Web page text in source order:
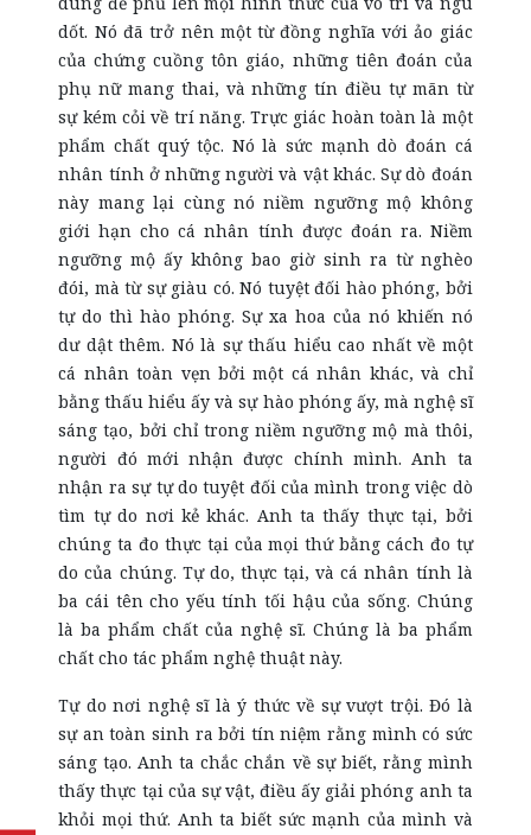
dốt. Nó đã trở nên một từ đồng nghĩa với ảo giác
của chứng cuồng tôn giáo, những tiên đoán của
phụ nữ mang thai, và những tín điều tự mãn từ
sự kém cỏi về trí năng. Trực giác hoàn toàn là một
phẩm chất quý tộc. Nó là sức mạnh dò đoán cá
nhân tính ở những người và vật khác. Sự dò đoán
này mang lại cùng nó niềm ngưỡng mộ không
giới hạn cho cá nhân tính được đoán ra. Niềm
ngưỡng mộ ấy không bao giờ sinh ra từ nghèo
đói, mà từ sự giàu có. Nó tuyệt đối hào phóng, bởi
tự do thì hào phóng. Sự xa hoa của nó khiến nó
dư dật thêm. Nó là sự thấu hiểu cao nhất về một
cá nhân toàn vẹn bởi một cá nhân khác, và chỉ
bằng thấu hiểu ấy và sự hào phóng ấy, mà nghệ sĩ
sáng tạo, bởi chỉ trong niềm ngưỡng mộ mà thôi,
người đó mới nhận được chính mình. Anh ta
nhận ra sự tự do tuyệt đối của mình trong việc dò
tìm tự do nơi kẻ khác. Anh ta thấy thực tại, bởi
chúng ta đo thực tại của mọi thứ bằng cách đo tự
do của chúng. Tự do, thực tại, và cá nhân tính là
ba cái tên cho yếu tính tối hậu của sống. Chúng
là ba phẩm chất của nghệ sĩ. Chúng là ba phẩm
chất cho tác phẩm nghệ thuật này.
Tự do nơi nghệ sĩ là ý thức về sự vượt trội. Đó là
sự an toàn sinh ra bởi tín niệm rằng mình có sức
sáng tạo. Anh ta chắc chắn về sự biết, rằng mình
thấy thực tại của sự vật, điều ấy giải phóng anh ta
khỏi mọi thứ. Anh ta biết sức mạnh của mình và